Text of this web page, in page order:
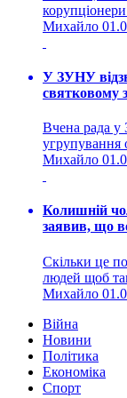
корупціонери
Михайло
У ЗУНУ
святковому
Вчена рада у
Михайло
Колишній
заявив, що
Скільки це
людей щоб
Михайло
Війна
Новини
Політика
Економіка
Спорт